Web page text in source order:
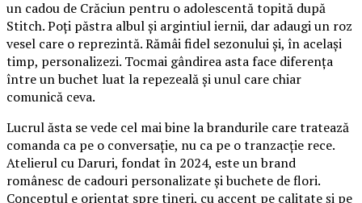
un cadou de Crăciun pentru o adolescentă topită după
Stitch. Poți păstra albul și argintiul iernii, dar adaugi un roz
vesel care o reprezintă. Rămâi fidel sezonului și, în același
timp, personalizezi. Tocmai gândirea asta face diferența
între un buchet luat la repezeală și unul care chiar
comunică ceva.
Lucrul ăsta se vede cel mai bine la brandurile care tratează
comanda ca pe o conversație, nu ca pe o tranzacție rece.
Atelierul cu Daruri, fondat în 2024, este un brand
românesc de cadouri personalizate și buchete de flori.
Conceptul e orientat spre tineri, cu accent pe calitate și pe